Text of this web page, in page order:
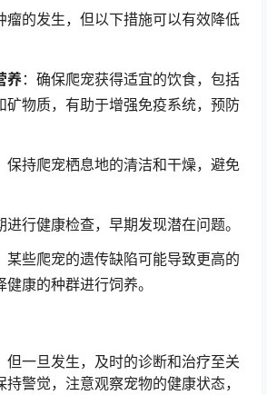
瘤的发生，但以下措施可以有效降低
养：确保爬宠获得适宜的饮食，包括
矿物质，有助于增强免疫系统，预防
保持爬宠栖息地的清洁和干燥，避免
进行健康检查，早期发现潜在问题。
某些爬宠的遗传缺陷可能导致更高的
康的种群进行饲养。
但一旦发生，及时的诊断和治疗至关
警觉，注意观察宠物的健康状态，